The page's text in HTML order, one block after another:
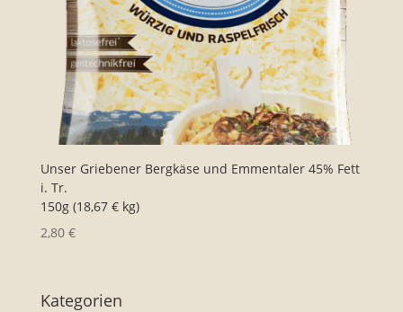
Unser Griebener Bergkäse und Emmentaler 45% Fett
i. Tr.
150g (18,67 € kg)
2,80 €
Kategorien